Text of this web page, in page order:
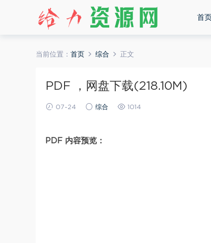
首页
当前位置： 首页 综合 正文
PDF ，网盘下载(218.10M)
07-24 综合 1014
PDF 内容预览：